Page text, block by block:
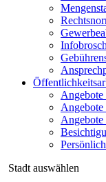
Angebote
Angebote
Stadt auswählen